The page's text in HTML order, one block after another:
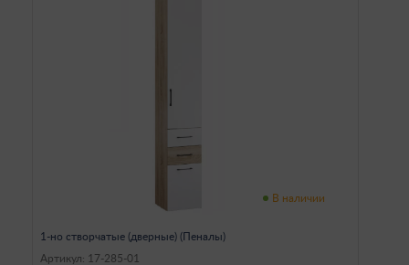
В наличии
1-но створчатые (дверные) (Пеналы)
Артикул: 17-285-01